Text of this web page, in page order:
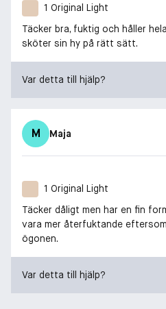
1 Original Light
Täcker bra, fuktig och håller
sköter sin hy på rätt sätt.
Var detta till hjälp?
M Maja
1 Original Light
Täcker dåligt men har en fin
vara mer återfuktande
ögonen.
Var detta till hjälp?